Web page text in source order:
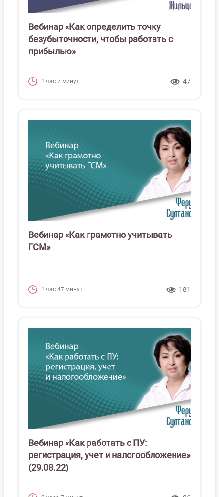
Вебинар «Как определить точку
безубыточности, чтобы работать с
прибылью»
1 час 7 минут 47
Вебинар «Как грамотно учитывать
ГСМ»
1 час 47 минут 181
Вебинар «Как работать с ПУ:
регистрация, учет и налогообложение»
(29.08.22)